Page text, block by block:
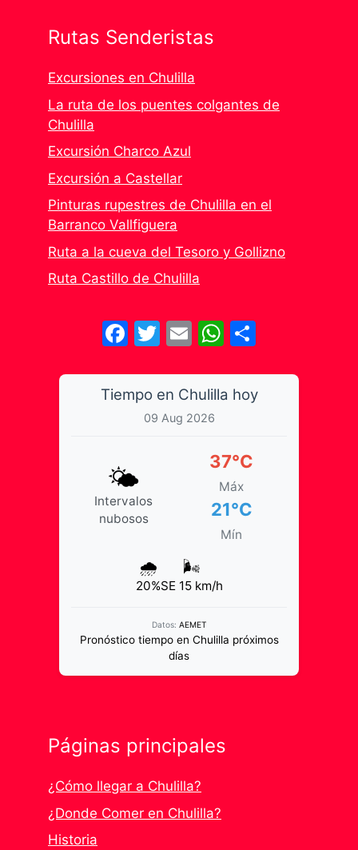
Rutas Senderistas
Excursiones en Chulilla
La ruta de los puentes colgantes de
Chulilla
Excursión Charco Azul
Excursión a Castellar
Pinturas rupestres de Chulilla en el
Barranco Vallfiguera
Ruta a la cueva del Tesoro y Gollizno
Ruta Castillo de Chulilla
Facebook
Twitter
EmailWhatsApp
Tiempo en Chulilla hoy
09 Aug 2026
🌤️
Intervalos
nubosos
37°C
Máx
21°C
Mín
🌧️
20%
🌬️
SE 15 km/h
Datos: AEMET
Pronóstico tiempo en Chulilla próximos
días
Páginas principales
¿Cómo llegar a Chulilla?
¿Donde Comer en Chulilla?
Historia